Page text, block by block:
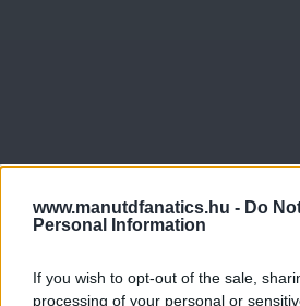
www.manutdfanatics.hu - Do
Personal Information
If you wish to opt-out of the sale,
processing of your personal or